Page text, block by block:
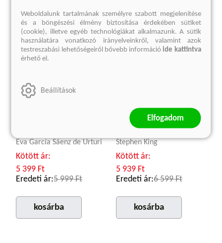
Eva García Sáenz de Urturi
Kötött ár:
5 399 Ft
Eredeti ár:5 999 Ft
kosárba
Ne hátrálj!
Stephen King
Kötött ár:
5 939 Ft
Eredeti ár:6 599 Ft
kosárba
Weboldalunk tartalmának személyre szabott megjelenítése
és a böngészési élmény biztosítása érdekében sütiket
(cookie), illetve egyéb technológiákat alkalmazunk. A sütik
használatára vonatkozó irányelveinkről, valamint azok
testreszabási lehetőségeiről bővebb információide kattintva
érhető el.
Beállítások
Elfogadom